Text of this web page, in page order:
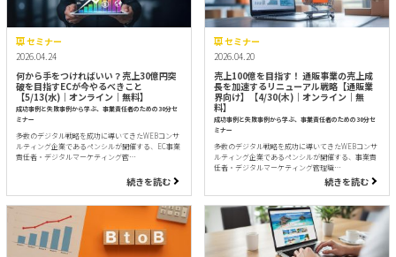
セミナー
2026.04.24
何から手をつければいい？売上30億円突
破を目指すECが今やるべきこと
【5/13(水)｜オンライン｜無料】
成功事例と失敗事例から学ぶ、事業責任者のための30分セ
ミナー
多数のデジタル戦略を成功に導いてきたWEBコンサ
ルティング企業であるペンシルが開催する、EC事業
責任者・デジタルマーケティング管…
続きを読む
セミナー
2026.04.20
売上100億を目指す！ 通販事業の売上成
長を加速するリニューアル戦略【通販業
界向け】【4/30(木)｜オンライン｜無
料】
成功事例と失敗事例から学ぶ、事業責任者のための30分セ
ミナー
多数のデジタル戦略を成功に導いてきたWEBコンサ
ルティング企業であるペンシルが開催する、事業責
任者・デジタルマーケティング管理職…
続きを読む